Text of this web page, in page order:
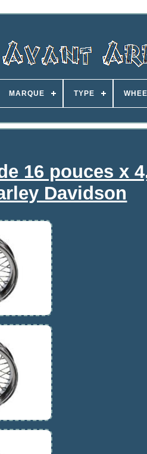
MARQUE TYPE
16 pouces x
Davidson